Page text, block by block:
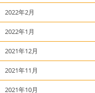
2022年2月
2022年1月
2021年12月
2021年11月
2021年10月